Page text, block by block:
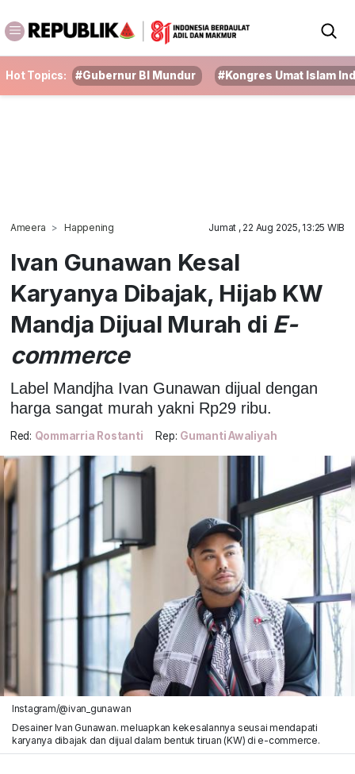
Hot Topics: #Gubernur BI Mundur #Kongres Umat Islam
Ameera Happening Jumat , 22 Aug 2025, 13:25 WIB
Ivan Gunawan Kesal
Karyanya Dibajak, Hijab KW
Mandja Dijual Murah di E-
commerce
Label Mandjha Ivan Gunawan dijual dengan
harga sangat murah yakni Rp29 ribu.
Red: Qommarria Rostanti Rep: Gumanti Awaliyah
Instagram/@ivan_gunawan
Desainer Ivan Gunawan. meluapkan kekesalannya seusai mendapati
karyanya dibajak dan dijual dalam bentuk tiruan (KW) di e-commerce.